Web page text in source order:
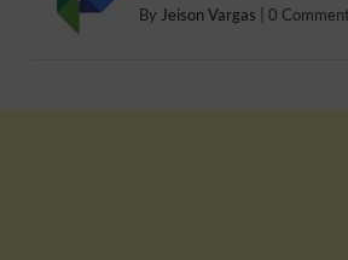
By Jeison Vargas 0